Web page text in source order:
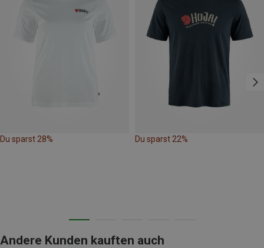
Du sparst 28% Du sparst 22%
Andere Kunden kauften auch